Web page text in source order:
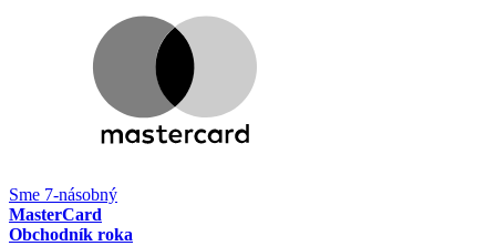
Sme 7-násobný
MasterCard
Obchodník roka